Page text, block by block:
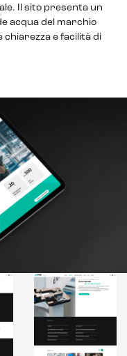
AR VR -
Il sito presenta un
acqua del marchio
chiarezza e facilità di